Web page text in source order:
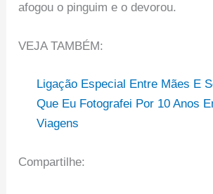
afogou o pinguim e o devorou.
VEJA TAMBÉM:
Ligação Especial Entre Mães E
Que Eu Fotografei Por 10 Anos
Viagens
Compartilhe: